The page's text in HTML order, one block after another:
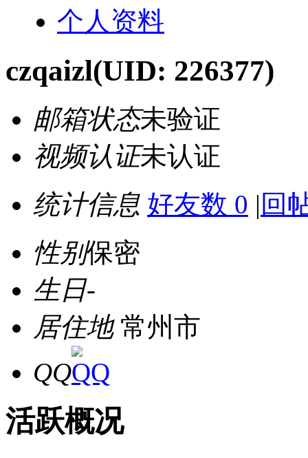
个人资料
czqaizl(UID: 226377)
邮箱状态未验证
视频认证未认证
统计信息 好友数 0 | 回
性别保密
生日-
居住地常州市
QQ
活跃概况